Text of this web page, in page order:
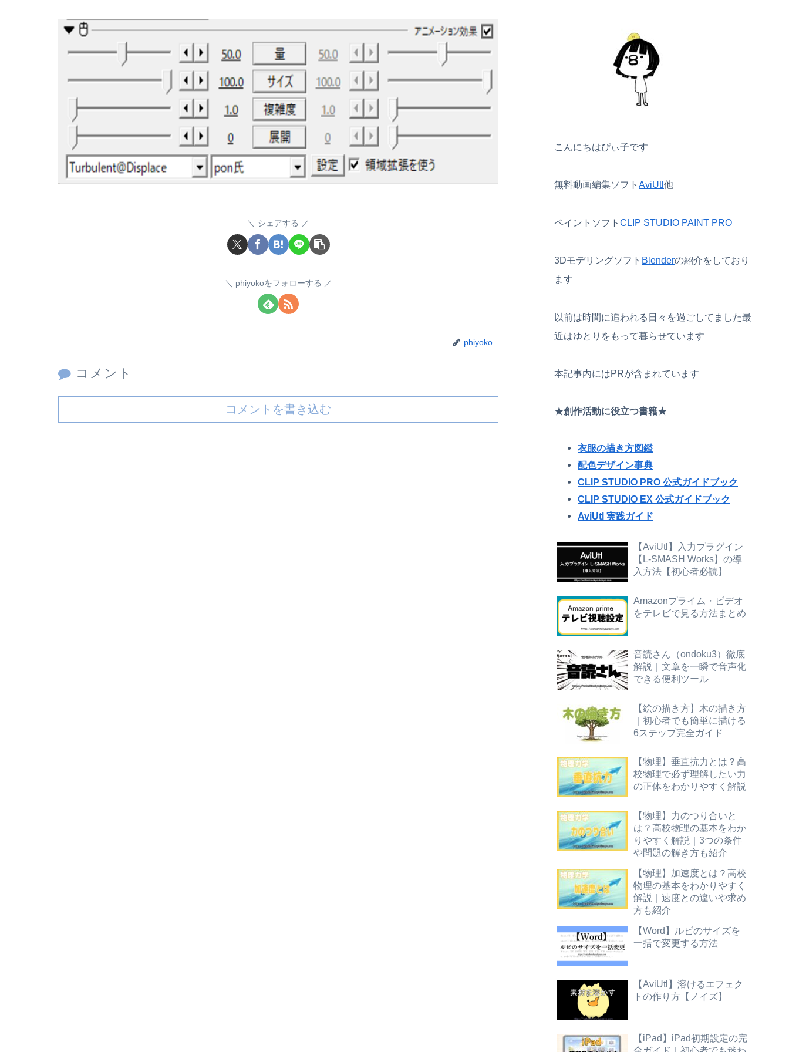
シェアする
phiyokoをフォローする
phiyoko
コメント
コメントを書き込む
こんにちはぴぃ子です
無料動画編集ソフト AviUtl他
ペイントソフト CLIP STUDIO PAINT PRO
3Dモデリングソフト Blenderの紹介をしており
ます
以前は時間に追われる日々を過ごしてました最
近はゆとりをもって暮らせています
本記事内にはPRが含まれています
★創作活動に役立つ書籍★
衣服の描き方図鑑
配色デザイン事典
CLIP STUDIO PRO 公式ガイドブック
CLIP STUDIO EX 公式ガイドブック
AviUtl 実践ガイド
【AviUtl】入力プラグイン
【L-SMASH Works】の導
入方法【初心者必読】
Amazonプライム・ビデオ
をテレビで見る方法まとめ
音読さん（ondoku3）徹底
解説｜文章を一瞬で音声化
できる便利ツール
【絵の描き方】木の描き方
｜初心者でも簡単に描ける
6ステップ完全ガイド
【物理】垂直抗力とは？高
校物理で必ず理解したい力
の正体をわかりやすく解説
【物理】力のつり合いと
は？高校物理の基本をわか
りやすく解説｜3つの条件
や問題の解き方も紹介
【物理】加速度とは？高校
物理の基本をわかりやすく
解説｜速度との違いや求め
方も紹介
【Word】ルビのサイズを
一括で変更する方法
【AviUtl】溶けるエフェク
トの作り方【ノイズ】
【iPad】iPad初期設定の完